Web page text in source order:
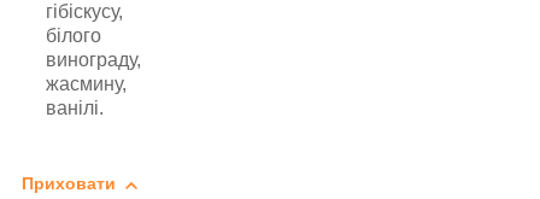
гібіскусу,
білого
винограду,
жасмину,
ванілі.
Приховати